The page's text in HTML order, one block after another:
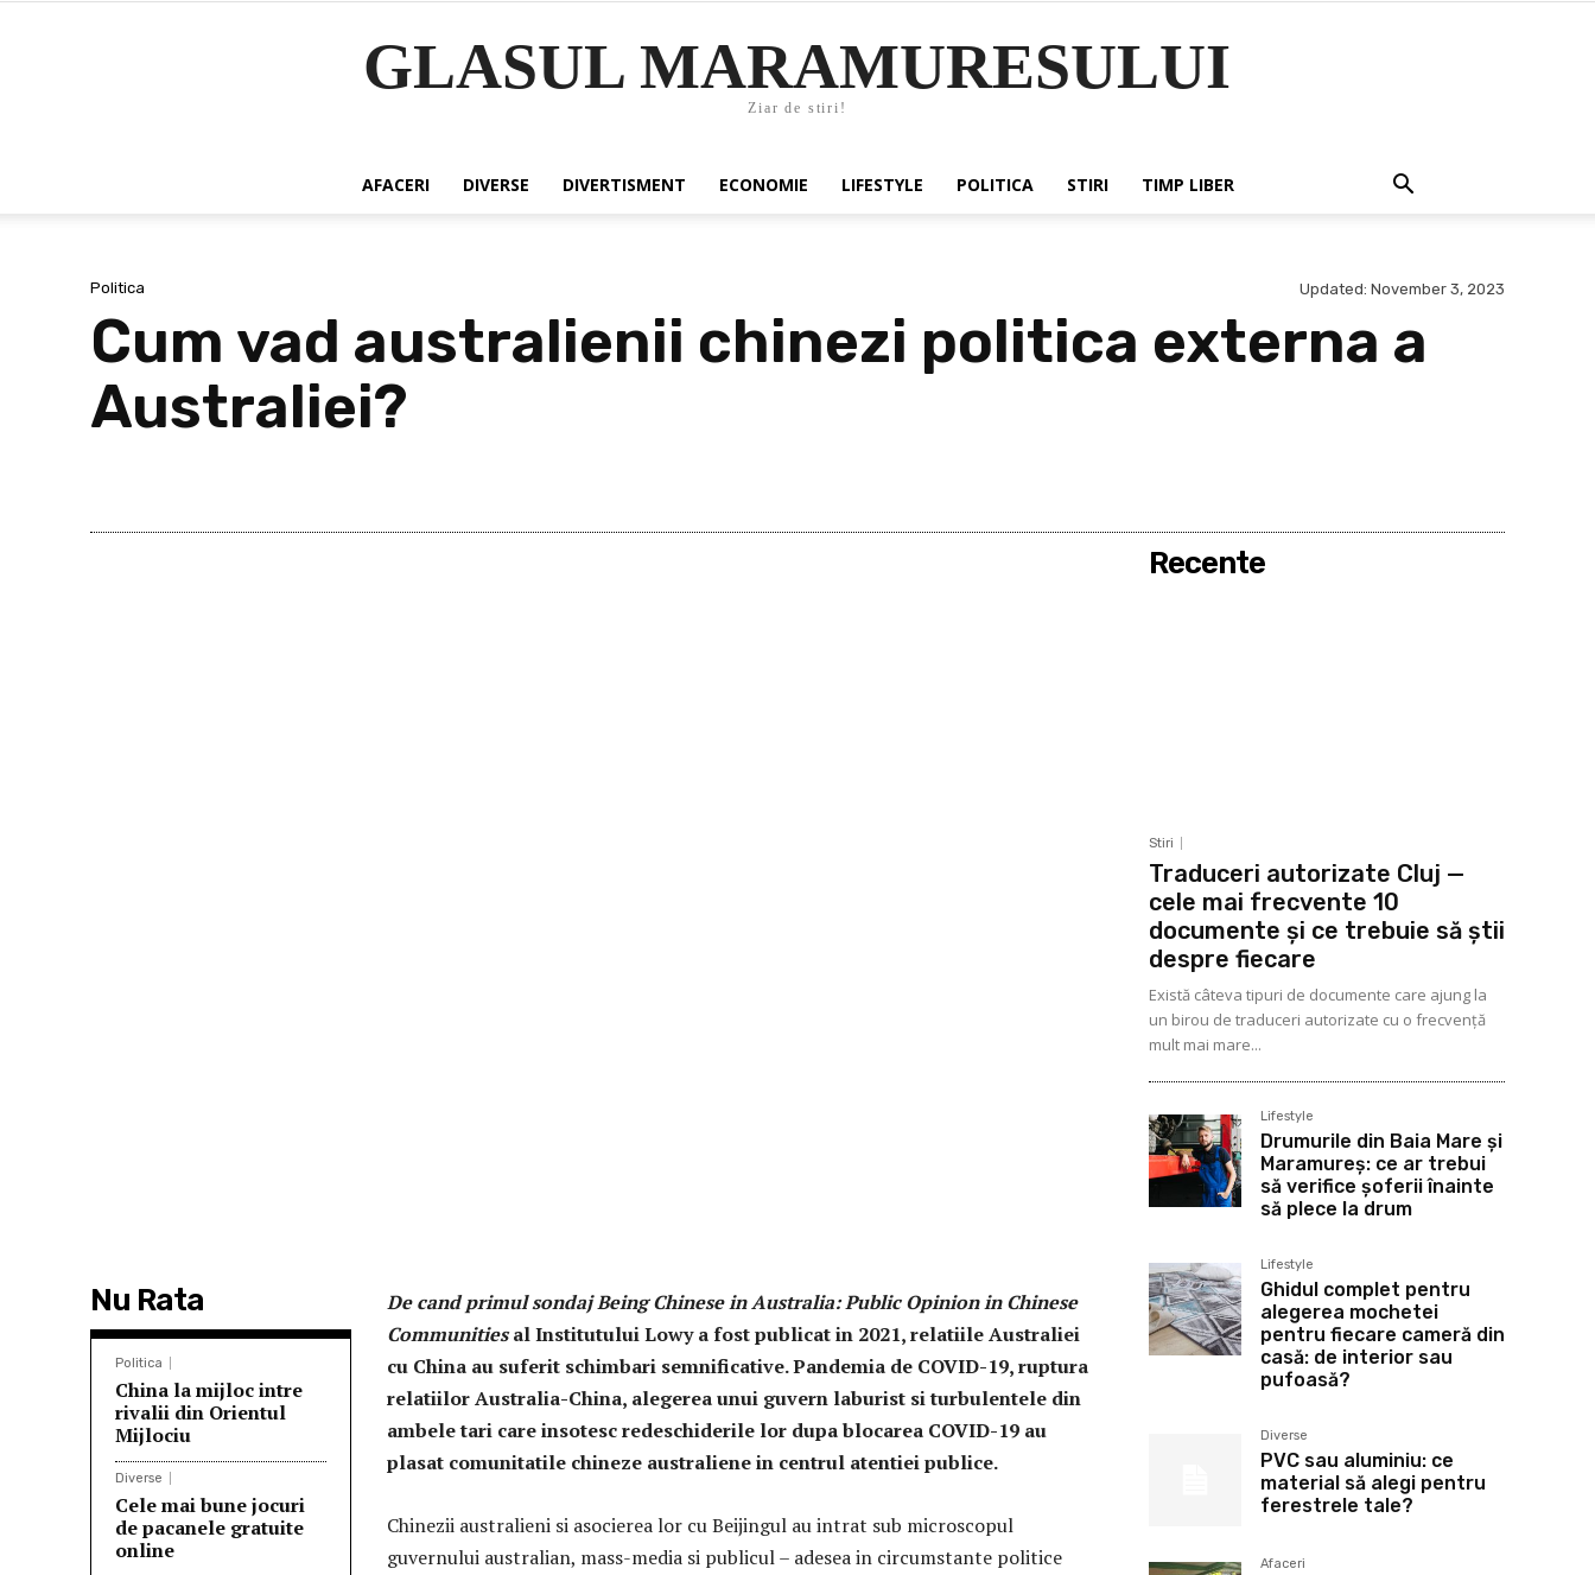
GLASUL MARAMURESULUI
Ziar de stiri!
AFACERI DIVERSE DIVERTISMENT ECONOMIE LIFESTYLE POLITICA STIRI TIMP LIBER
Politica Updated: November 3, 2023
Cum vad australienii chinezi politica externa a
Australiei?
Nu Rata
Politica
China la mijloc intre
rivalii din Orientul
Mijlociu
Diverse
Cele mai bune jocuri
de pacanele gratuite
online
De cand primul sondaj Being Chinese in Australia: Public Opinion in Chinese
Communitiesal Institutului Lowy a fost publicat in 2021, relatiile Australiei
cu China au suferit schimbari semnificative. Pandemia de COVID-19, ruptura
relatiilor Australia-China, alegerea unui guvern laburist si turbulentele din
ambele tari care insotesc redeschiderile lor dupa blocarea COVID-19 au
plasat comunitatile chineze australiene in centrul atentiei publice.
Chinezii australieni si asocierea lor cu Beijingul au intrat sub microscopul
guvernului australian, mass-media si publicul – adesea in circumstante politice
Recente
Stiri
Traduceri autorizate Cluj —
cele mai frecvente 10
documente și ce trebuie să știi
despre fiecare
Există câteva tipuri de documente care ajung la
un birou de traduceri autorizate cu o frecvență
mult mai mare...
Lifestyle
Drumurile din Baia Mare și
Maramureș: ce ar trebui
să verifice șoferii înainte
să plece la drum
Lifestyle
Ghidul complet pentru
alegerea mochetei
pentru fiecare cameră din
casă: de interior sau
pufoasă?
Diverse
PVC sau aluminiu: ce
material să alegi pentru
ferestrele tale?
Afaceri